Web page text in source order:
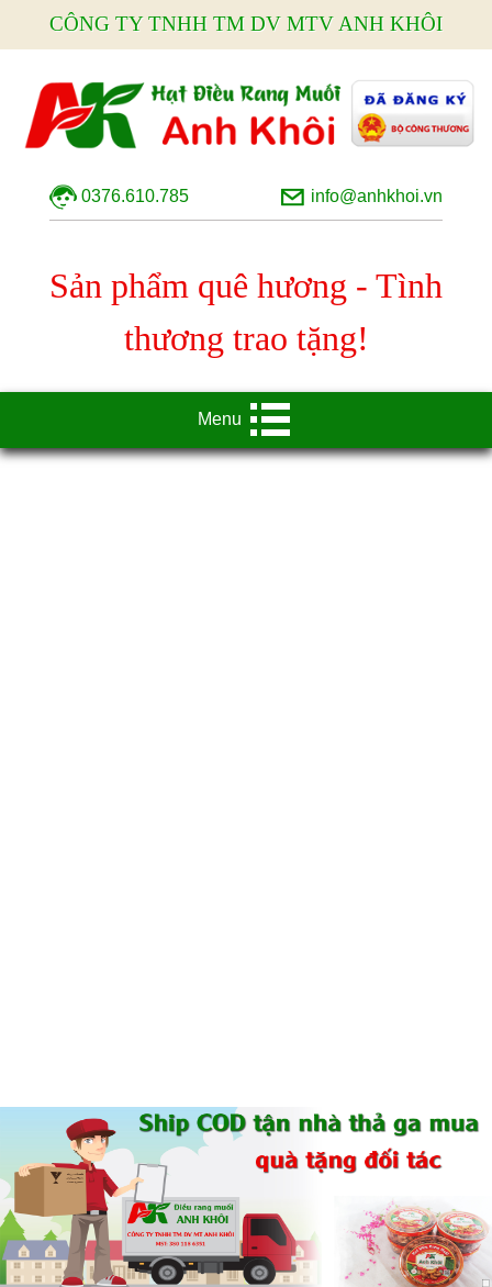
CÔNG TY TNHH TM DV MTV ANH KHÔI
0376.610.785 info@anhkhoi.vn
Sản phẩm quê hương - Tình
thương trao tặng!
Menu